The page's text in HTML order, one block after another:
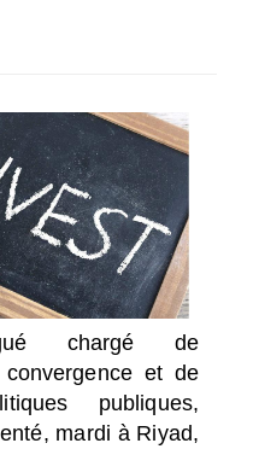
chargé de
convergence et de
publiques,
mardi à Riyad,